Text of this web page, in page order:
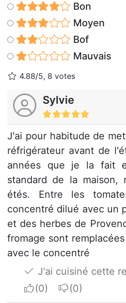
Bon
Moyen
Bof
Mauvais
4.88/5, 8 votes
Sylvie
J'ai pour habitude de
réfrigérateur avant de
années que je la fait
standard de la maison,
étés. Entre les
concentré dilué avec un
et des herbes de
fromage sont
avec le concentré
J'ai cuisiné cette
I apreciateI do not